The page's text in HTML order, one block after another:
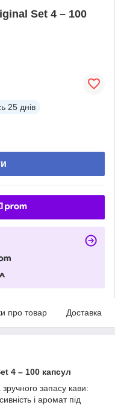
Set 4 – 100
25 днів
про товар Доставка
4 – 100 капсул
зручного запасу кави:
і аромат під